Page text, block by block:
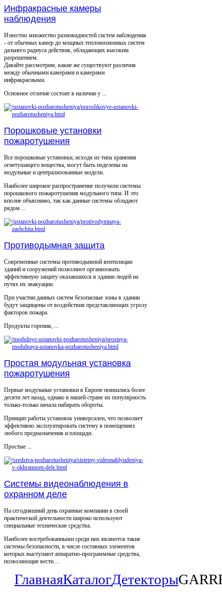
Инфракрасные камеры
наблюдения
Известно множество разновидностей систем наблюдения
- от обычных камер до мощных тепловизионных систем
дальнего радиуса действия, обладающих высоким
разрешением.
Давайте рассмотрим, какие же существуют различия
между обычными камерами и камерами
инфракрасными.
Основное отличие состоит в наличии у ...
Порошковые установки
пожаротушения
Все порошковые установки, исходя из типа хранения
огнетушащего вещества, могут быть поделены на
модульные и централизованные модели.
Наиболее широкое распространение получили системы
порошкового пожаротушения модульного типа. И это
вполне объяснимо, так как данные системы обладают
рядом ...
Противодымная защита
Современные системы противодымной вентиляции
зданий и сооружений позволяют организовать
эффективную защиту оказавшихся в здании людей на
путях их эвакуации.
При участии данных систем безопасные зоны в здании
будут защищены от воздействия представляющих угрозу
факторов пожара.
Продукты горения, ...
Простая модульная установка
пожаротушения
Первые модульные установки в Европе появились более
десяти лет назад, однако в нашей стране их популярность
только-только начала набирать обороты.
Принцип работы установок универсален, что позволяет
эффективно эксплуатировать систему в помещениях
любого предназначения и площади.
Простые ...
Системы видеонаблюдения в
охранном деле
На сегодняшний день охранные компании в своей
практической деятельности широко используют
специальные технические средства.
Наиболее востребованными среди них являются такие
системы безопасности, в числе составных элементов
которых выступают аппаратно-программные средства,
позволяющие вести ...
ГлавнаяКаталогДетекторы